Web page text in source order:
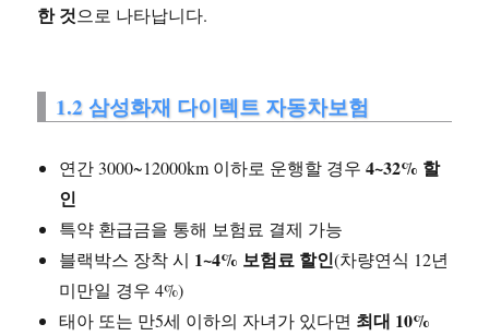
한 것으로 나타납니다.
1.2 삼성화재 다이렉트 자동차보험
연간 3000~12000km 이하로 운행할 경우4~32% 할
인
특약 환급금을 통해 보험료 결제 가능
블랙박스 장착 시 1~4% 보험료 할인(차량연식 12년
미만일 경우 4%)
태아 또는 만5세 이하의 자녀가 있다면 최대 10%